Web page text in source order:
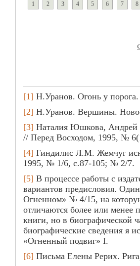
1 2 3 4 5 6 7 8
[1] Н.Уранов. Огонь у
[2] Н.Уранов. Вершины.
[3] Наталия Юшкова, Андрей
// Перед Восходом, 1995, №
[4] Гиндилис Л.М. Жемчуг
1995, № 1/6, с.87-105; № 2/7.
[5] В процессе работы с
вариантов предисловия.
Огненном» № 4/15, на
отличаются более или менее
книги, но в биографической
биографические сведения я
«Огненный подвиг» I.
[6] Письма Елены Рерих.